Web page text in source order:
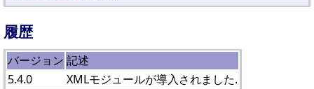
履歴
バージョン 記述
5.4.0
XMLモジュールが導入されました.